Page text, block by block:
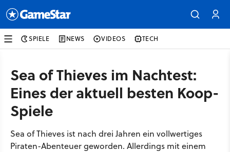
SPIELE NEWS VIDEOS TECH
Sea of Thieves im Nachtest:
Eines der aktuell besten Koop-
Spiele
Sea of Thieves ist nach drei Jahren ein vollwertiges
Piraten-Abenteuer geworden. Allerdings mit einem